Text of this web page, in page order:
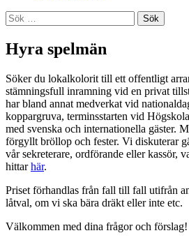
Sök
efter:
Hyra spelmän
Söker du lokalkolorit till ett offentligt
stämningsfull inramning vid en privat
har bland annat medverkat vid
koppargruva, terminsstarten vid
med svenska och internationella gäster.
förgyllt bröllop och fester. Vi diskuterar
vår sekreterare, ordförande eller kassör,
hittarhär.
Priset förhandlas från fall till fall utifrån
låtval, om vi ska bära dräkt eller inte etc.
Välkommen med dina frågor och förslag!